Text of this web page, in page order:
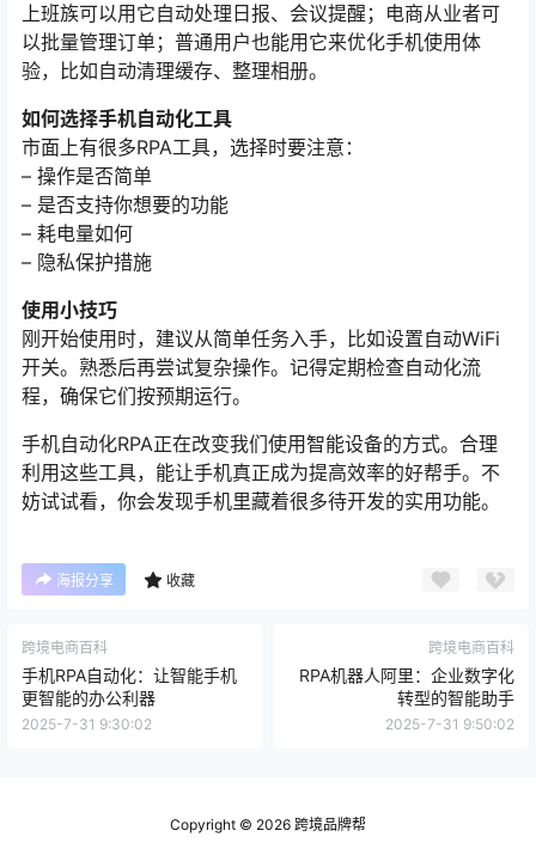
上班族可以用它自动处理日报、会议提醒；电商从业者可
以批量管理订单；普通用户也能用它来优化手机使用体
验，比如自动清理缓存、整理相册。
如何选择手机自动化工具
市面上有很多RPA工具，选择时要注意：
– 操作是否简单
– 是否支持你想要的功能
– 耗电量如何
– 隐私保护措施
使用小技巧
刚开始使用时，建议从简单任务入手，比如设置自动WiFi
开关。熟悉后再尝试复杂操作。记得定期检查自动化流
程，确保它们按预期运行。
手机自动化RPA正在改变我们使用智能设备的方式。合理
利用这些工具，能让手机真正成为提高效率的好帮手。不
妨试试看，你会发现手机里藏着很多待开发的实用功能。
海报分享 收藏
跨境电商百科
手机RPA自动化：让智能手机
更智能的办公利器
2025-7-31 9:30:02
跨境电商百科
RPA机器人阿里：企业数字化
转型的智能助手
2025-7-31 9:50:02
Copyright © 2026 跨境品牌帮